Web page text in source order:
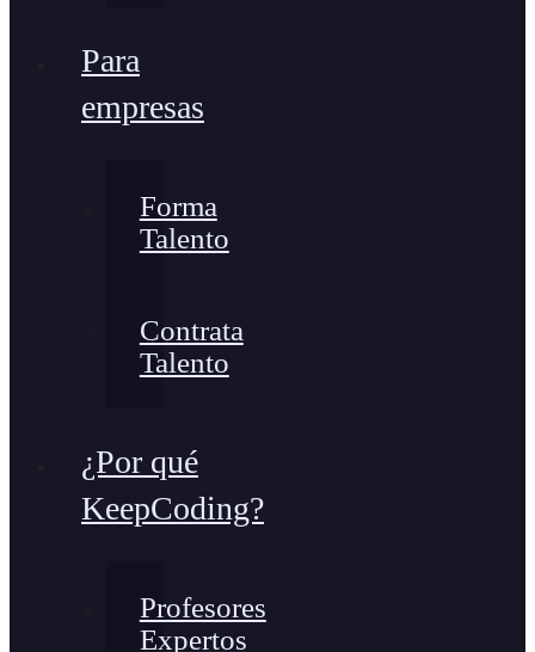
Para
empresas
Forma
Talento
Contrata
Talento
¿Por qué
KeepCoding?
Profesores
Expertos